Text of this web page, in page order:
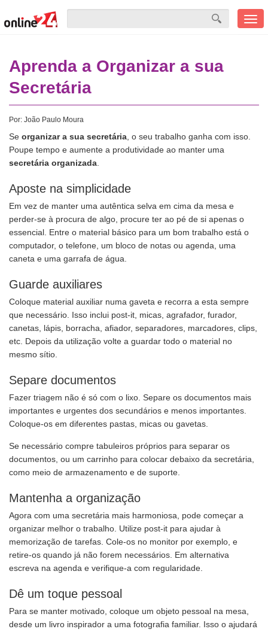
Aprenda a Organizar a sua
Secretária
Por: João Paulo Moura
Se organizar a sua secretária , o seu trabalho ganha com isso.
Poupe tempo e aumente a produtividade ao manter uma
secretária organizada
Aposte na simplicidade
Em vez de manter uma autêntica selva em cima da mesa e
perder-se à procura de algo, procure ter ao pé de si apenas o
essencial. Entre o material básico para um bom trabalho está o
computador, o telefone, um bloco de notas ou agenda, uma
caneta e uma garrafa de água.
Guarde auxiliares
Coloque material auxiliar numa gaveta e recorra a esta sempre
que necessário. Isso inclui post-it, micas, agrafador, furador,
canetas, lápis, borracha, afiador, separadores, marcadores, clips,
etc. Depois da utilização volte a guardar todo o material no
mesmo sítio.
Separe documentos
Fazer triagem não é só com o lixo. Separe os documentos mais
importantes e urgentes dos secundários e menos importantes.
Coloque-os em diferentes pastas, micas ou gavetas.
Se necessário compre tabuleiros próprios para separar os
documentos, ou um carrinho para colocar debaixo da secretária,
como meio de armazenamento e de suporte.
Mantenha a organização
Agora com uma secretária mais harmoniosa, pode começar a
organizar melhor o trabalho. Utilize post-it para ajudar à
memorização de tarefas. Cole-os no monitor por exemplo, e
retire-os quando já não forem necessários. Em alternativa
escreva na agenda e verifique-a com regularidade.
Dê um toque pessoal
Para se manter motivado, coloque um objeto pessoal na mesa,
desde um livro inspirador a uma fotografia familiar. Isso o ajudará